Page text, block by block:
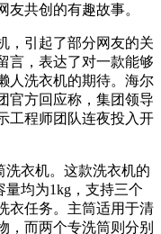
共创的有趣故事。
，引起了部分网友的关
言，表达了对一款能够
人洗衣机的期待。海尔
官方回应称，集团领导
工程师团队连夜投入开
洗衣机。这款洗衣机的
量均为1kg，支持三个
衣任务。主筒适用于清
，而两个专洗筒则分别